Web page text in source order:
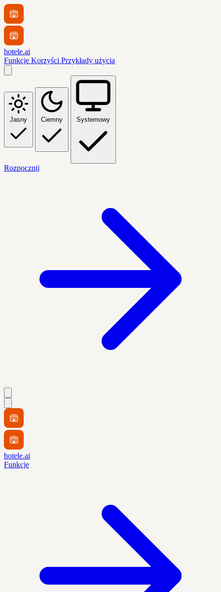
hotele.ai
Funkcje Korzyści Przykłady użycia
Jasny Ciemny Systemowy
Rozpocznij
hotele.ai
Funkcje